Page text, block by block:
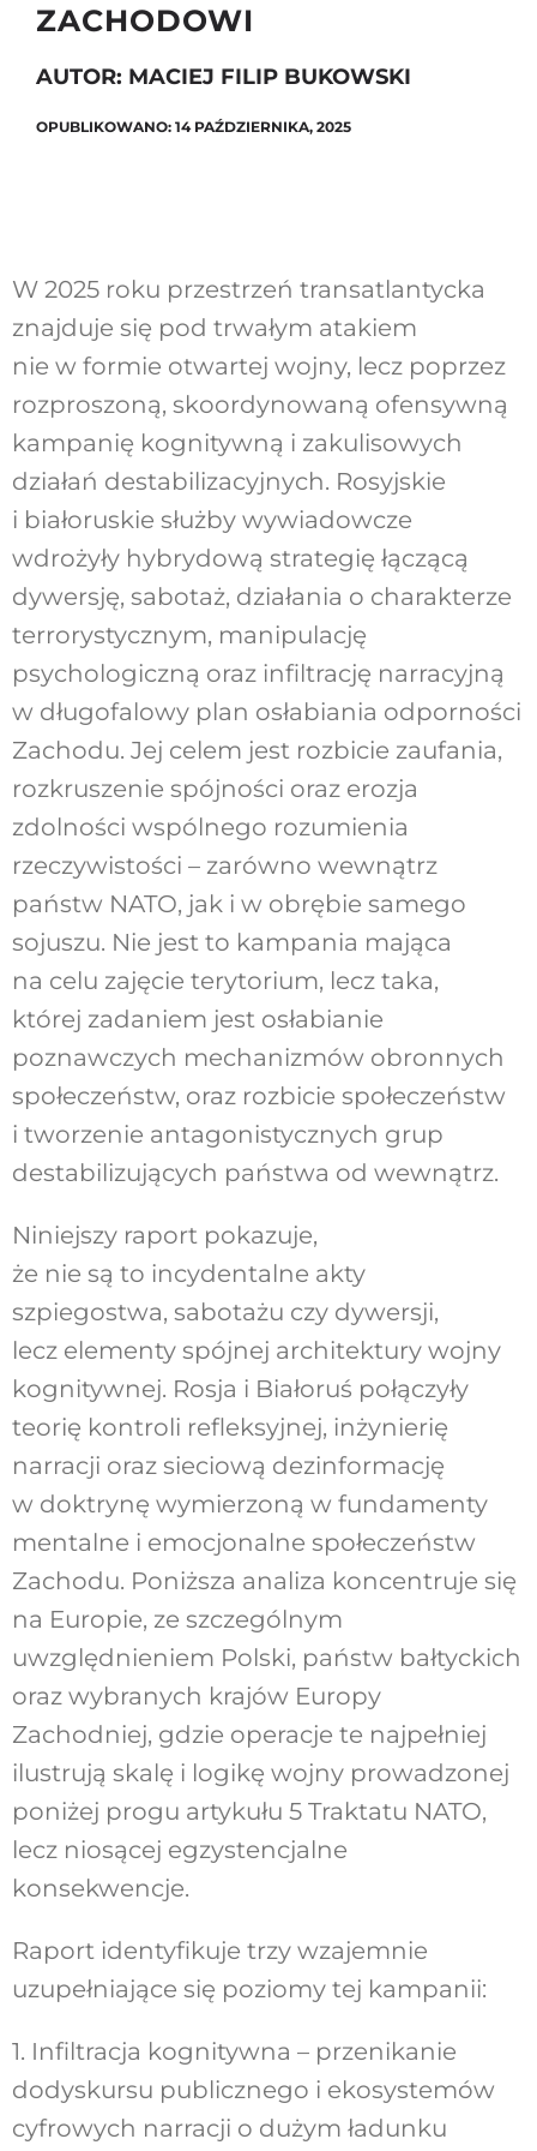
ZACHODOWI
AUTOR: MACIEJ FILIP BUKOWSKI
OPUBLIKOWANO: 14 PAŹDZIERNIKA, 2025
W 2025 roku przestrzeń transatlantycka
znajduje się pod trwałym atakiem
nie w formie otwartej wojny, lecz poprzez
rozproszoną, skoordynowaną ofensywną
kampanię kognitywną i zakulisowych
działań destabilizacyjnych. Rosyjskie
i białoruskie służby wywiadowcze
wdrożyły hybrydową strategię łączącą
dywersję, sabotaż, działania o charakterze
terrorystycznym, manipulację
psychologiczną oraz infiltrację narracyjną
w długofalowy plan osłabiania odporności
Zachodu. Jej celem jest rozbicie zaufania,
rozkruszenie spójności oraz erozja
zdolności wspólnego rozumienia
rzeczywistości – zarówno wewnątrz
państw NATO, jak i w obrębie samego
sojuszu. Nie jest to kampania mająca
na celu zajęcie terytorium, lecz taka,
której zadaniem jest osłabianie
poznawczych mechanizmów obronnych
społeczeństw, oraz rozbicie społeczeństw
i tworzenie antagonistycznych grup
destabilizujących państwa od wewnątrz.
Niniejszy raport pokazuje,
że nie są to incydentalne akty
szpiegostwa, sabotażu czy dywersji,
lecz elementy spójnej architektury wojny
kognitywnej. Rosja i Białoruś połączyły
teorię kontroli refleksyjnej, inżynierię
narracji oraz sieciową dezinformację
w doktrynę wymierzoną w fundamenty
mentalne i emocjonalne społeczeństw
Zachodu. Poniższa analiza koncentruje się
na Europie, ze szczególnym
uwzględnieniem Polski, państw bałtyckich
oraz wybranych krajów Europy
Zachodniej, gdzie operacje te najpełniej
ilustrują skalę i logikę wojny prowadzonej
poniżej progu artykułu 5 Traktatu NATO,
lecz niosącej egzystencjalne
konsekwencje.
Raport identyfikuje trzy wzajemnie
uzupełniające się poziomy tej kampanii:
1. Infiltracja kognitywna – przenikanie
dodyskursu publicznego i ekosystemów
cyfrowych narracji o dużym ładunku